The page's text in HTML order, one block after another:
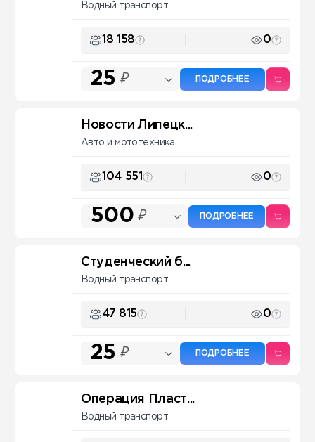
Водный транспорт
18 158 0
25 ₽ ПОДРОБНЕЕ
Новости Липецк...
Авто и мототехника
104 551 0
500 ₽ ПОДРОБНЕЕ
Студенческий б...
Водный транспорт
47 815 0
25 ₽ ПОДРОБНЕЕ
Операция Пласт...
Водный транспорт